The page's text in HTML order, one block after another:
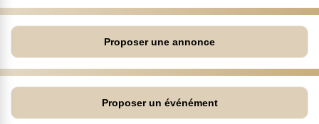
Proposer une annonce
Proposer un événément